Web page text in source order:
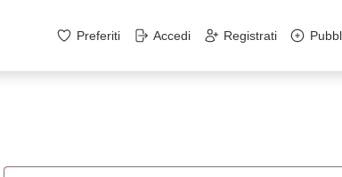
Preferiti Accedi Registrati